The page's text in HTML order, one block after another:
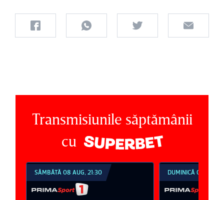
Transmisiunile săptămânii
cu
SÂMBĂTĂ 08 AUG, 21:30 DUMINICĂ 09 AUG,